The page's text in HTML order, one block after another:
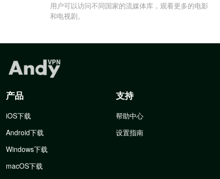
用户可以访问不同国家的流媒体库，观看更多的电影
和电视剧。
产品
iOS下载
Android下载
Windows下载
macOS下载
支持
帮助中心
设置指南